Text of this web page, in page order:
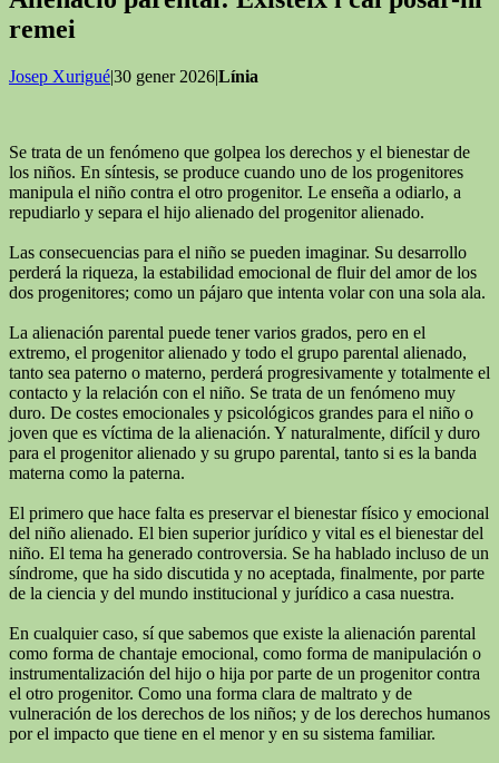
remei
Josep Xurigué|30 gener 2026|Línia
Se trata de un fenómeno que golpea los derechos y el bienestar de
los niños. En síntesis, se produce cuando uno de los progenitores
manipula el niño contra el otro progenitor. Le enseña a odiarlo, a
repudiarlo y separa el hijo alienado del progenitor alienado.
Las consecuencias para el niño se pueden imaginar. Su desarrollo
perderá la riqueza, la estabilidad emocional de fluir del amor de los
dos progenitores; como un pájaro que intenta volar con una sola ala.
La alienación parental puede tener varios grados, pero en el
extremo, el progenitor alienado y todo el grupo parental alienado,
tanto sea paterno o materno, perderá progresivamente y totalmente el
contacto y la relación con el niño. Se trata de un fenómeno muy
duro. De costes emocionales y psicológicos grandes para el niño o
joven que es víctima de la alienación. Y naturalmente, difícil y duro
para el progenitor alienado y su grupo parental, tanto si es la banda
materna como la paterna.
El primero que hace falta es preservar el bienestar físico y emocional
del niño alienado. El bien superior jurídico y vital es el bienestar del
niño. El tema ha generado controversia. Se ha hablado incluso de un
síndrome, que ha sido discutida y no aceptada, finalmente, por parte
de la ciencia y del mundo institucional y jurídico a casa nuestra.
En cualquier caso, sí que sabemos que existe la alienación parental
como forma de chantaje emocional, como forma de manipulación o
instrumentalización del hijo o hija por parte de un progenitor contra
el otro progenitor. Como una forma clara de maltrato y de
vulneración de los derechos de los niños; y de los derechos humanos
por el impacto que tiene en el menor y en su sistema familiar.